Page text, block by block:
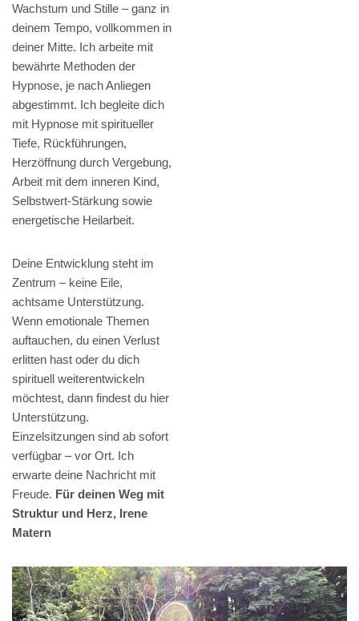
Wachstum und Stille – ganz in
deinem Tempo, vollkommen in
deiner Mitte. Ich arbeite mit
bewährte Methoden der
Hypnose, je nach Anliegen
abgestimmt. Ich begleite dich
mit Hypnose mit spiritueller
Tiefe, Rückführungen,
Herzöffnung durch Vergebung,
Arbeit mit dem inneren Kind,
Selbstwert-Stärkung sowie
energetische Heilarbeit.
Deine Entwicklung steht im
Zentrum – keine Eile,
achtsame Unterstützung.
Wenn emotionale Themen
auftauchen, du einen Verlust
erlitten hast oder du dich
spirituell weiterentwickeln
möchtest, dann findest du hier
Unterstützung.
Einzelsitzungen sind ab sofort
verfügbar – vor Ort. Ich
erwarte deine Nachricht mit
Freude. Für deinen Weg mit
Struktur und Herz, Irene
Matern